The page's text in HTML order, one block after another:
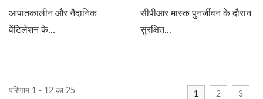
आपातकालीन और नैदानिक
वेंटिलेशन के...
सीपीआर मास्क पुनर्जीवन के दौरान
सुरक्षित...
परिणाम 1 - 12 का 25 1 2 3